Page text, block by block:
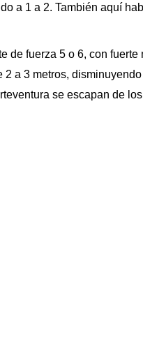
a 1 a 2. También aquí
de fuerza 5 o 6, con
a 3 metros,
se escapan de